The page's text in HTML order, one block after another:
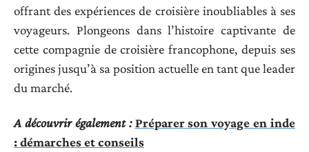
offrant des expériences de croisière inoubliables à ses
voyageurs. Plongeons dans l’histoire captivante de
cette compagnie de croisière francophone, depuis ses
origines jusqu’à sa position actuelle en tant que leader
du marché.
A découvrir également : Préparer son voyage en inde
: démarches et conseils